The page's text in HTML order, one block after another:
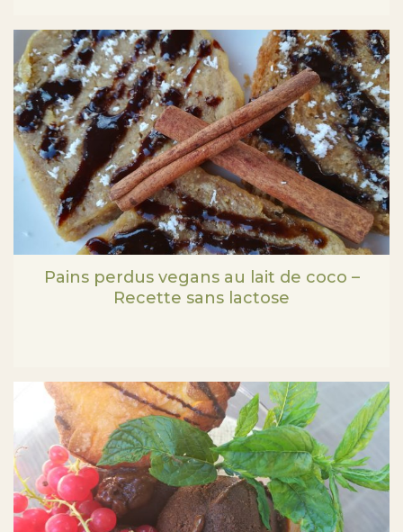
Pains perdus vegans au lait de coco –
Recette sans lactose